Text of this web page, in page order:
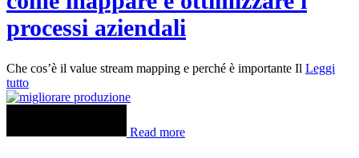
processi aziendali
Che cos’è il value stream mapping e perché è importante Il Leggi
tutto
Read more